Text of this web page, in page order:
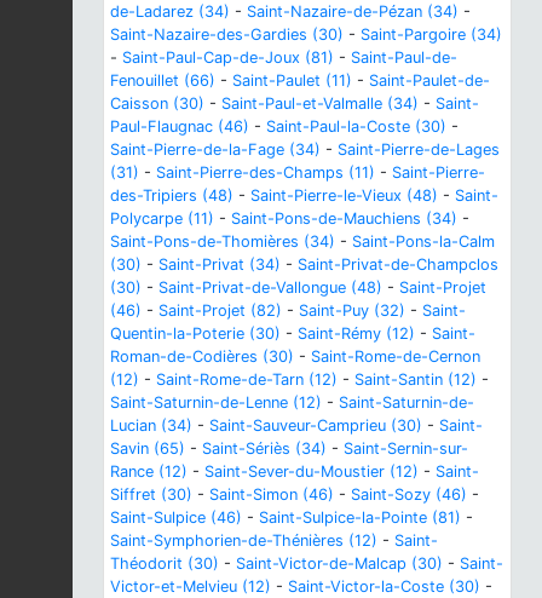
de-Ladarez (34) - Saint-Nazaire-de-Pézan (34) -
Saint-Nazaire-des-Gardies (30) - Saint-Pargoire (34)
- Saint-Paul-Cap-de-Joux (81) - Saint-Paul-de-
Fenouillet (66) - Saint-Paulet (11) - Saint-Paulet-de-
Caisson (30) - Saint-Paul-et-Valmalle (34) - Saint-
Paul-Flaugnac (46) - Saint-Paul-la-Coste (30) -
Saint-Pierre-de-la-Fage (34) - Saint-Pierre-de-Lages
(31) - Saint-Pierre-des-Champs (11) - Saint-Pierre-
des-Tripiers (48) - Saint-Pierre-le-Vieux (48) - Saint-
Polycarpe (11) - Saint-Pons-de-Mauchiens (34) -
Saint-Pons-de-Thomières (34) - Saint-Pons-la-Calm
(30) - Saint-Privat (34) - Saint-Privat-de-Champclos
(30) - Saint-Privat-de-Vallongue (48) - Saint-Projet
(46) - Saint-Projet (82) - Saint-Puy (32) - Saint-
Quentin-la-Poterie (30) - Saint-Rémy (12) - Saint-
Roman-de-Codières (30) - Saint-Rome-de-Cernon
(12) - Saint-Rome-de-Tarn (12) - Saint-Santin (12) -
Saint-Saturnin-de-Lenne (12) - Saint-Saturnin-de-
Lucian (34) - Saint-Sauveur-Camprieu (30) - Saint-
Savin (65) - Saint-Sériès (34) - Saint-Sernin-sur-
Rance (12) - Saint-Sever-du-Moustier (12) - Saint-
Siffret (30) - Saint-Simon (46) - Saint-Sozy (46) -
Saint-Sulpice (46) - Saint-Sulpice-la-Pointe (81) -
Saint-Symphorien-de-Thénières (12) - Saint-
Théodorit (30) - Saint-Victor-de-Malcap (30) - Saint-
Victor-et-Melvieu (12) - Saint-Victor-la-Coste (30) -